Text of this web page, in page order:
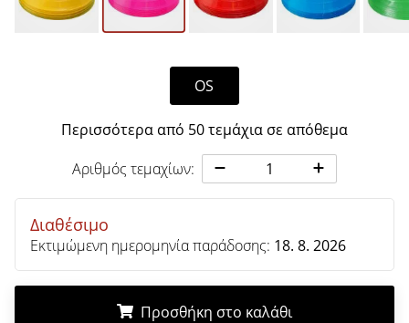
OS
Περισσότερα από 50 τεμάχια σε απόθεμα
Αριθμός τεμαχίων:
Διαθέσιμο
Εκτιμώμενη ημερομηνία παράδοσης: 18. 8. 2026
Προσθήκη στο καλάθι